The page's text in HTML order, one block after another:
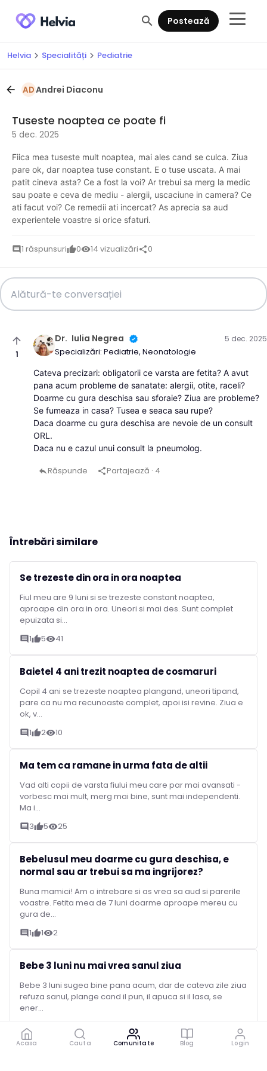
search Postează
Helvia chevron_right Specialități chevron_right Pediatrie
arrow_back ADAndrei Diaconu
Tuseste noaptea ce poate fi
5 dec. 2025
Fiica mea tuseste mult noaptea, mai ales cand se culca. Ziua
pare ok, dar noaptea tuse constant. E o tuse uscata. A mai
patit cineva asta? Ce a fost la voi? Ar trebui sa merg la medic
sau poate e ceva de mediu - alergii, uscaciune in camera? Ce
ati facut voi? Ce remedii ati incercat? As aprecia sa aud
experientele voastre si orice sfaturi.
comment 1 răspunsurithumb_up0visibility14 vizualizărishare0
arrow_upward
1
IN
Dr. Iulia Negrea 5 dec. 2025
Specializări: Pediatrie, Neonatologie
Cateva precizari: obligatorii ce varsta are fetita? A avut
pana acum probleme de sanatate: alergii, otite, raceli?
Doarme cu gura deschisa sau sforaie? Ziua are probleme?
Se fumeaza in casa? Tusea e seaca sau rupe?
Daca doarme cu gura deschisa are nevoie de un consult
ORL.
Daca nu e cazul unui consult la pneumolog.
replyRăspunde sharePartajează · 4
Întrebări similare
Se trezeste din ora in ora noaptea
Fiul meu are 9 luni si se trezeste constant noaptea,
aproape din ora in ora. Uneori si mai des. Sunt complet
epuizata si...
comment 1thumb_up5visibility41
Baietel 4 ani trezit noaptea de cosmaruri
Copil 4 ani se trezeste noaptea plangand, uneori tipand,
pare ca nu ma recunoaste complet, apoi isi revine. Ziua e
ok, v...
comment 1thumb_up2visibility10
Ma tem ca ramane in urma fata de altii
Vad alti copii de varsta fiului meu care par mai avansati -
vorbesc mai mult, merg mai bine, sunt mai independenti.
Ma i...
comment 3thumb_up5visibility25
Bebelusul meu doarme cu gura deschisa, e
normal sau ar trebui sa ma ingrijorez?
Buna mamici! Am o intrebare si as vrea sa aud si parerile
voastre. Fetita mea de 7 luni doarme aproape mereu cu
gura de...
comment 1thumb_up1visibility2
Bebe 3 luni nu mai vrea sanul ziua
Bebe 3 luni sugea bine pana acum, dar de cateva zile ziua
refuza sanul, plange cand il pun, il apuca si il lasa, se
ener...
comment
Acasa Cauta Comunitate Blog Login